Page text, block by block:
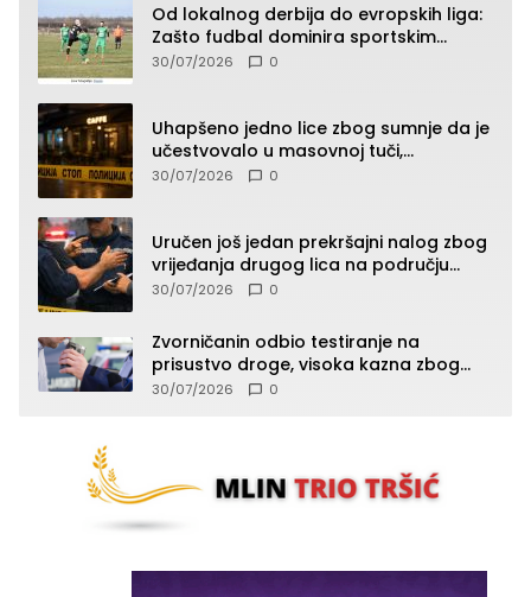
Od lokalnog derbija do evropskih liga:
Zašto fudbal dominira sportskim
klađenjem
30/07/2026 0
Uhapšeno jedno lice zbog sumnje da je
učestvovalo u masovnoj tuči,
maloljetnik zadobio povrede
30/07/2026 0
Uručen još jedan prekršajni nalog zbog
vrijeđanja drugog lica na području
Zvornika
30/07/2026 0
Zvorničanin odbio testiranje na
prisustvo droge, visoka kazna zbog
kršenja Zakona o osnovama
30/07/2026 0